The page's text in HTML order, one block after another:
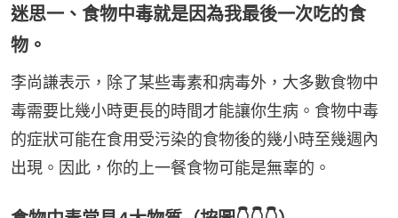
迷思一、食物中毒就是因為我最後一次吃的食
物。
李尚謙表示，除了某些毒素和病毒外，大多數食物中
毒需要比幾小時更長的時間才能讓你生病。食物中毒
的症狀可能在食用受污染的食物後的幾小時至幾週內
出現。因此，你的上一餐食物可能是無辜的。